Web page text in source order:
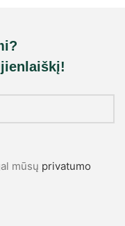
mūsų privatumo